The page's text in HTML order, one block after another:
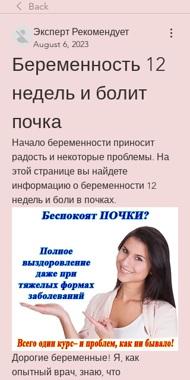
Back
Эксперт Рекомендует
August 6, 2023
Беременность 12
недель и болит
почка
Начало беременности приносит
радость и некоторые проблемы. На
этой странице вы найдете
информацию о беременности 12
недель и боли в почках.
Дорогие беременные! Я, как
опытный врач, знаю, что